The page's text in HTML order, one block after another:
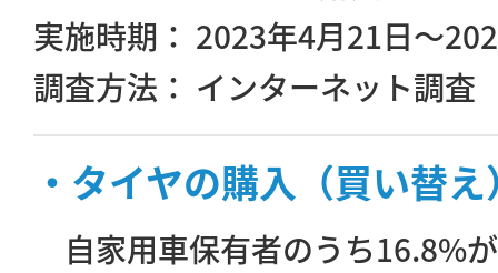
実施時期： 2023年4月21日～
調査方法： インターネット調査
・タイヤの購入（買い替
自家用車保有者のうち16.8%